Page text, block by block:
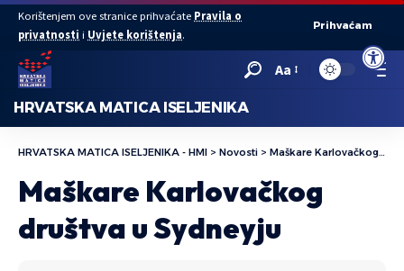
Open
Korištenjem ove stranice prihvaćate Pravila o
privatnosti i Uvjete korištenja.
Prihvaćam
Aa
HRVATSKA MATICA ISELJENIKA
HRVATSKA MATICA ISELJENIKA - HMI > Novosti > Maškare Karlovačkog društva u Sydneyju
Maškare Karlovačkog
društva u Sydneyju